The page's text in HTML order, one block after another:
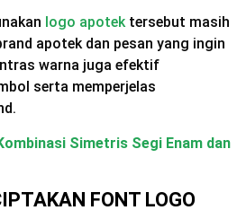
logo apotek tersebut masih
apotek dan pesan yang ingin
warna juga efektif
serta memperjelas
Simetris Segi Enam dan
FONT LOGO